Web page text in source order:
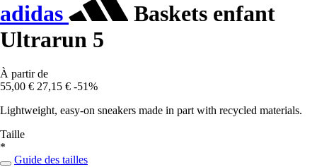
adidas
Baskets enfant
Ultrarun 5
À partir de
55,00 € 27,15 € -51%
Lightweight, easy-on sneakers made in part with recycled materials.
Taille
*
Guide des tailles